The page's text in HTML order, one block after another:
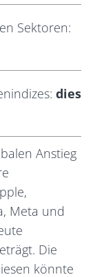
Sektoren:
dies
Anstieg
Meta und
Die
könnte